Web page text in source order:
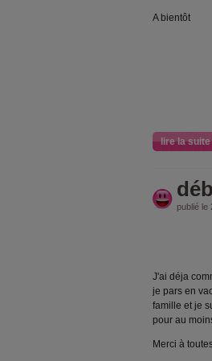
A bientôt
lire la suite
publié le
J'ai déja
je pars en
famille et je
pour au
Merci à